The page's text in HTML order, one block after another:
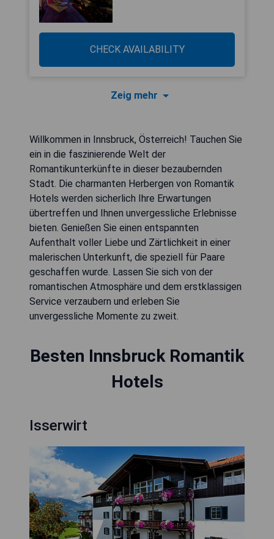
CHECK AVAILABILITY
Zeig mehr
Willkommen in Innsbruck, Österreich! Tauchen Sie
ein in die faszinierende Welt der
Romantikunterkünfte in dieser bezaubernden
Stadt. Die charmanten Herbergen von Romantik
Hotels werden sicherlich Ihre Erwartungen
übertreffen und Ihnen unvergessliche Erlebnisse
bieten. Genießen Sie einen entspannten
Aufenthalt voller Liebe und Zärtlichkeit in einer
malerischen Unterkunft, die speziell für Paare
geschaffen wurde. Lassen Sie sich von der
romantischen Atmosphäre und dem erstklassigen
Service verzaubern und erleben Sie
unvergessliche Momente zu zweit.
Besten Innsbruck Romantik
Hotels
Isserwirt